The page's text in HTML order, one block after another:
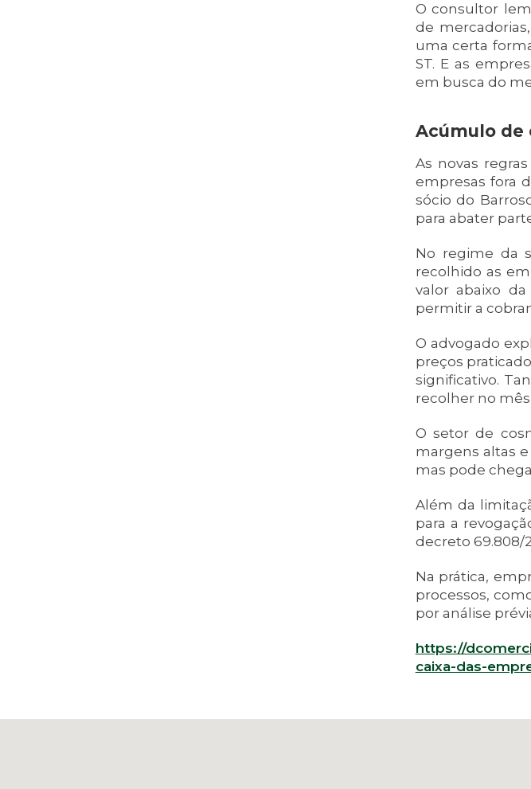
O consultor
de
uma certa
ST. E as
em busca do
Acúmulo de
As novas
empresas fora
sócio do
para abater
No regime da
recolhido as
valor abaixo
permitir a
O advogado
preços
significativo.
recolher no mês
O setor de
margens altas
mas pode
Além da
para a
decreto 69.808/
Na prática,
processos,
por análise
https://
caixa-das-